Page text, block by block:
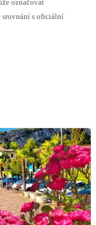
označovat
srovnání s oficiální